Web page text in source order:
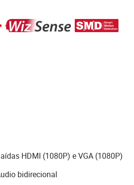
HDMI (1080P) e VGA (1080P)
bidirecional